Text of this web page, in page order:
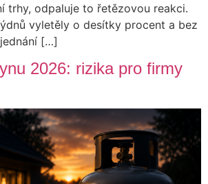
trhy, odpaluje to řetězovou reakci.
vyletěly o desítky procent a bez
[…]
2026: rizika pro firmy